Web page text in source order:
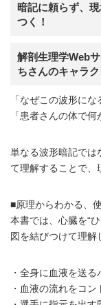
暗記に頼らず、
つく！
解剖生理学Web
ちさんのキャラ
「なぜこの波形にな
「患者さんの体で何
単なる波形暗記では
て理解することで、
■原理からわかる、
本書では、心臓を“
図を結びつけて理解
・全身に血液を送
・血液の流れをコ